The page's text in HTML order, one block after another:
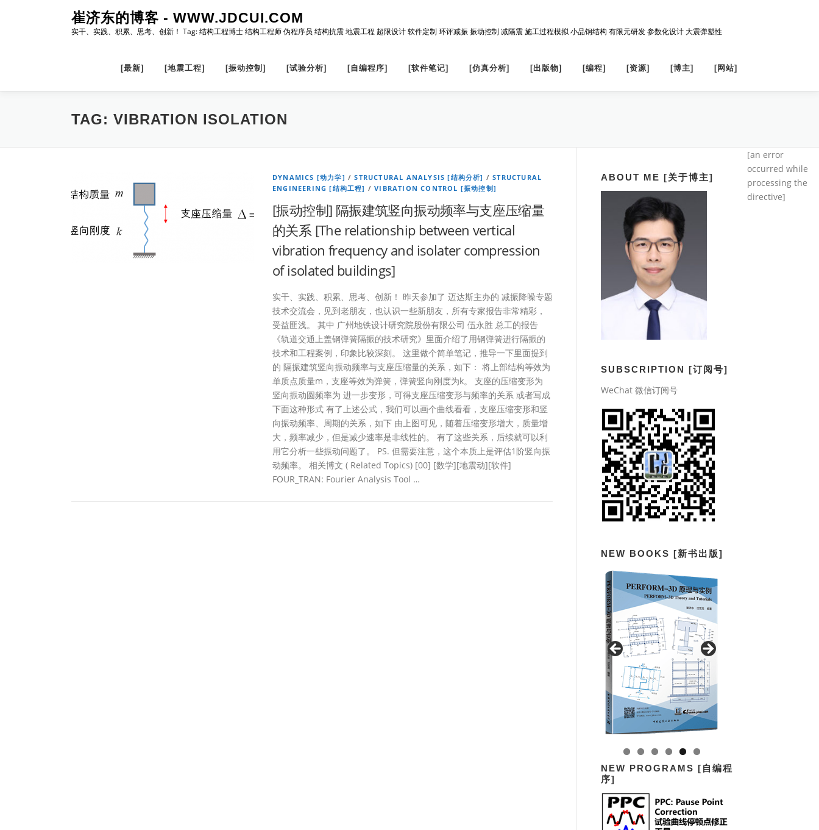
崔济东的博客 - WWW.JDCUI.COM
实干、实践、积累、思考、创新！ Tag: 结构工程博士 结构工程师 伪程序员 结构抗震 地震工程 超限设计 软件定制 环评减振 振动控制 减隔震 施工过程模拟 小品钢结构 有限元研发 参数化设计 大震弹塑性
[最新] [地震工程] [振动控制] [试验分析] [自编程序] [软件笔记] [仿真分析] [出版物] [编程] [资源] [博主] [网站]
TAG: VIBRATION ISOLATION
DYNAMICS [动力学] /STRUCTURAL ANALYSIS [结构分析] /STRUCTURAL
ENGINEERING [结构工程] /VIBRATION CONTROL [振动控制]
[振动控制] 隔振建筑竖向振动频率与支座压缩量
的关系 [The relationship between vertical
vibration frequency and isolater compression
of isolated buildings]
实干、实践、积累、思考、创新！ 昨天参加了 迈达斯主办的 减振降噪专题
技术交流会，见到老朋友，也认识一些新朋友，所有专家报告非常精彩，
受益匪浅。 其中 广州地铁设计研究院股份有限公司 伍永胜 总工的报告
《轨道交通上盖钢弹簧隔振的技术研究》里面介绍了用钢弹簧进行隔振的
技术和工程案例，印象比较深刻。 这里做个简单笔记，推导一下里面提到
的 隔振建筑竖向振动频率与支座压缩量的关系，如下： 将上部结构等效为
单质点质量m，支座等效为弹簧，弹簧竖向刚度为k。 支座的压缩变形为
竖向振动圆频率为 进一步变形，可得支座压缩变形与频率的关系 或者写成
下面这种形式 有了上述公式，我们可以画个曲线看看，支座压缩变形和竖
向振动频率、周期的关系，如下 由上图可见，随着压缩变形增大，质量增
大，频率减少，但是减少速率是非线性的。 有了这些关系，后续就可以利
用它分析一些振动问题了。 PS. 但需要注意，这个本质上是评估1阶竖向振
动频率。 相关博文 ( Related Topics) [00] [数学][地震动][软件]
FOUR_TRAN: Fourier Analysis Tool …
ABOUT ME [关于博主]
SUBSCRIPTION [订阅号]
WeChat 微信订阅号
NEW BOOKS [新书出版]
NEW PROGRAMS [自编程
序]
[an error
occurred while
processing the
directive]